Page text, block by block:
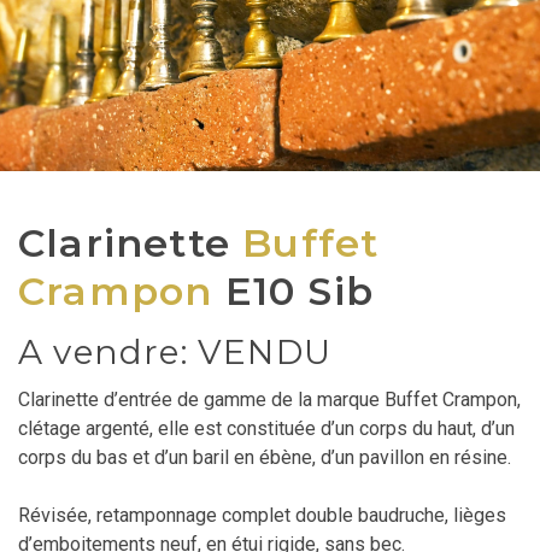
Clarinette Buffet
Crampon E10 Sib
A vendre: VENDU
Clarinette d’entrée de gamme de la marque Buffet Crampon,
clétage argenté, elle est constituée d’un corps du haut, d’un
corps du bas et d’un baril en ébène, d’un pavillon en résine.
Révisée, retamponnage complet double baudruche, lièges
d’emboitements neuf, en étui rigide, sans bec.